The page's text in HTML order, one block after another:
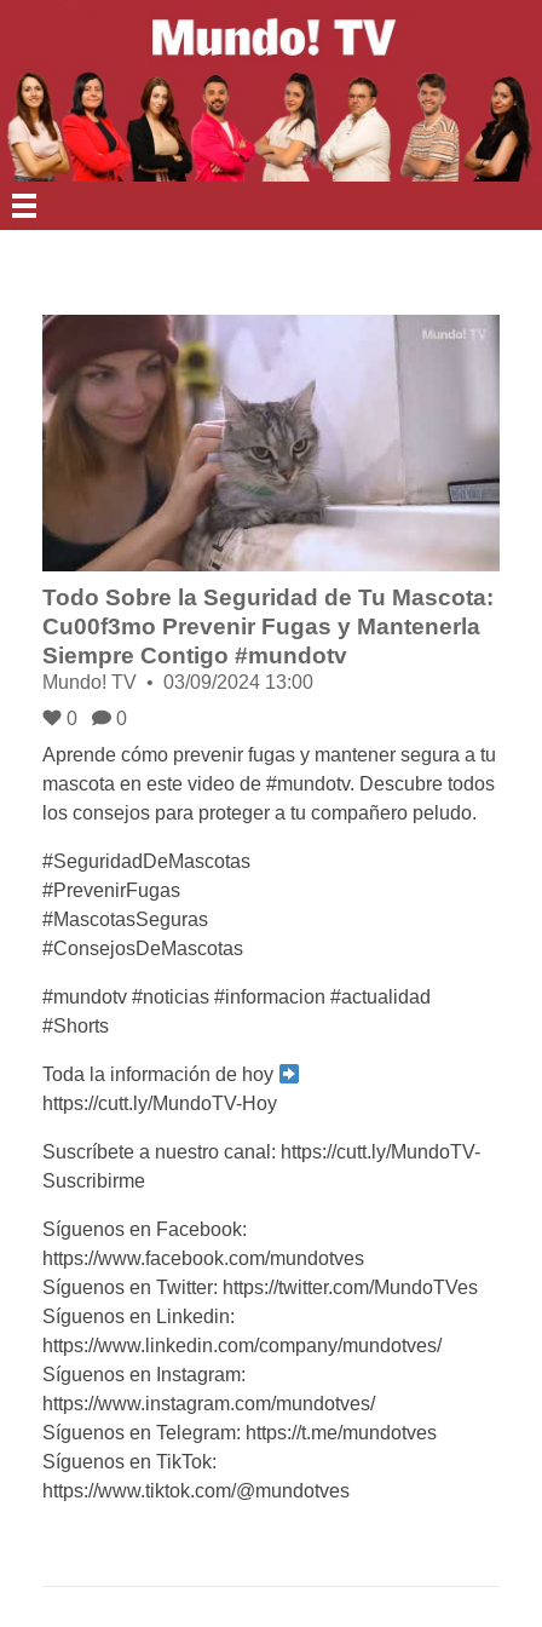
Todo Sobre la Seguridad de Tu Mascota:
Cu00f3mo Prevenir Fugas y Mantenerla
Siempre Contigo #mundotv
Mundo! TV
03/09/2024 13:00
0
0
Aprende cómo prevenir fugas y mantener segura a tu
mascota en este video de #mundotv. Descubre todos
los consejos para proteger a tu compañero peludo.
#SeguridadDeMascotas
#PrevenirFugas
#MascotasSeguras
#ConsejosDeMascotas
#mundotv #noticias #informacion #actualidad
#Shorts
Toda la información de hoy
https://cutt.ly/MundoTV-Hoy
Suscríbete a nuestro canal: https://cutt.ly/MundoTV-
Suscribirme
Síguenos en Facebook:
https://www.facebook.com/mundotves
Síguenos en Twitter: https://twitter.com/MundoTVes
Síguenos en Linkedin:
https://www.linkedin.com/company/mundotves/
Síguenos en Instagram:
https://www.instagram.com/mundotves/
Síguenos en Telegram: https://t.me/mundotves
Síguenos en TikTok:
https://www.tiktok.com/@mundotves